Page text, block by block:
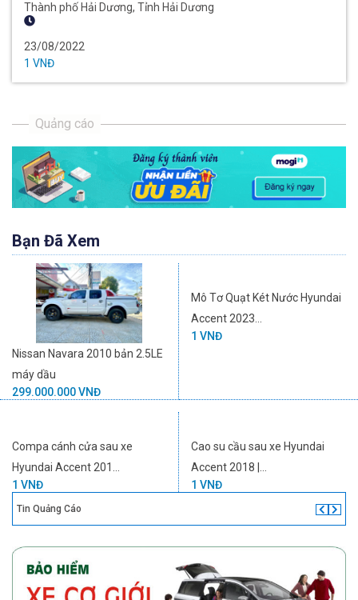
Thành phố Hải Dương, Tỉnh Hải Dương
23/08/2022
1 VNĐ
Bạn Đã Xem
Nissan Navara 2010 bản 2.5LE
máy dầu
299.000.000 VNĐ
Mô Tơ Quạt Két Nước Hyundai
Accent 2023...
1 VNĐ
Compa cánh cửa sau xe
Hyundai Accent 201...
1 VNĐ
Cao su cầu sau xe Hyundai
Accent 2018 |...
1 VNĐ
Tin Quảng Cáo